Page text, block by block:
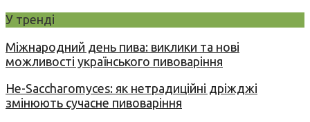
У тренді
Міжнародний день пива: виклики та нові
можливості українського пивоваріння
Не-Saccharomyces: як нетрадиційні дріжджі
змінюють сучасне пивоваріння